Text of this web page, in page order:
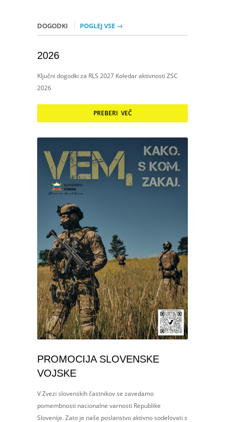
DOGODKI POGLEJ VSE →
2026
Ključni dogodki za RLS 2027 Koledar aktivnosti ZSC
2026
PREBERI VEČ
PROMOCIJA SLOVENSKE
VOJSKE
V Zvezi slovenskih častnikov se zavedamo
pomembnosti nacionalne varnosti Republike
Slovenije. Zato je naše poslanstvo aktivno sodelovati s